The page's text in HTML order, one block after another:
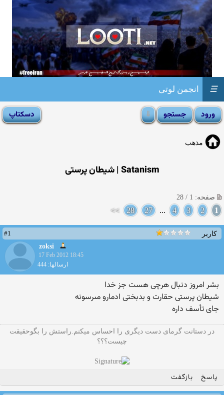
انجمن لوتی ☰
مذهب
Satanism | شیطان پرستی
صفحه: 1 / 28
1
2
3
4
...
27
28
>>
کاربر
#1
zoksi
17 Feb 2012 18:45
ارسالها: 444
بشر امروز دنبال هرچى هست جز خدا
شیطان پرستى حقارت و بدبختى ادمارو مىرسونه
جاى تأسف داره
در دستانت گرمای دست دیگری را احساس میکنم.راستش را بگوحقیقت
چیست؟؟؟
پاسخ بازگفت